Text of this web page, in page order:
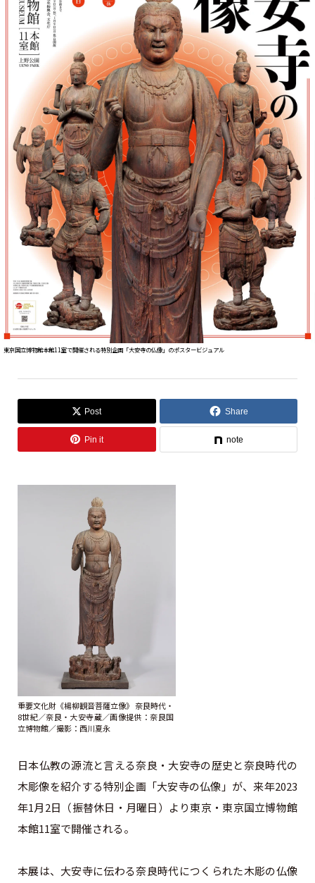
東京国立博物館本館11室で開催される特別企画「大安寺の仏像」のポスタービジュアル
Post Share
Pin it note
重要文化財《楊柳観音菩薩立像》 奈良時代・
8世紀／奈良・大安寺蔵／画像提供：奈良国
立博物館／撮影：西川夏永
日本仏教の源流と言える奈良・大安寺の歴史と奈良時代の
木彫像を紹介する特別企画「大安寺の仏像」が、来年2023
年1月2日（振替休日・月曜日）より東京・東京国立博物館
本館11室で開催される。
本展は、大安寺に伝わる奈良時代につくられた木彫の仏像